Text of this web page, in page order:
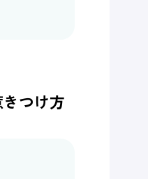
つけ方